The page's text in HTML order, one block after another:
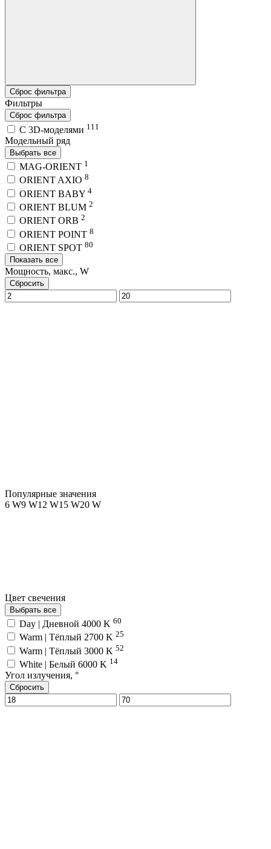
Сброс фильтра
Фильтры
Сброс фильтра
C 3D-моделями 111
Модельный ряд
Выбрать все
MAG-ORIENT 1
ORIENT AXIO 8
ORIENT BABY 4
ORIENT BLUM 2
ORIENT ORB 2
ORIENT POINT 8
ORIENT SPOT 80
Показать все
Мощность, макс., W
Сбросить
Популярные значения
6 W9 W12 W15 W20 W
Цвет свечения
Выбрать все
Day | Дневной 4000 K 60
Warm | Тёплый 2700 K 25
Warm | Тёплый 3000 K 52
White | Белый 6000 K 14
Угол излучения, °
Сбросить